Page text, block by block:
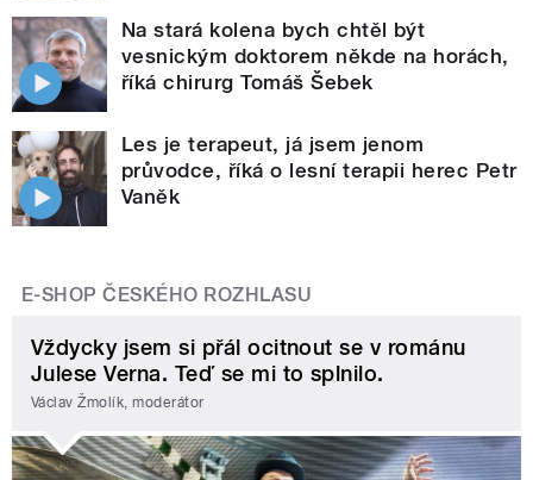
Na stará kolena bych chtěl být
vesnickým doktorem někde na horách,
říká chirurg Tomáš Šebek
Les je terapeut, já jsem jenom
průvodce, říká o lesní terapii herec Petr
Vaněk
E-SHOP ČESKÉHO ROZHLASU
Vždycky jsem si přál ocitnout se v románu
Julese Verna. Teď se mi to splnilo.
Václav Žmolík, moderátor